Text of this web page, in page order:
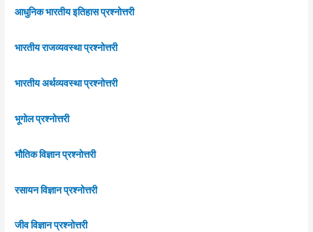
आधुनिक भारतीय इतिहास प्रश्नोत्तरी
भारतीय राजव्यवस्था प्रश्नोत्तरी
भारतीय अर्थव्यवस्था प्रश्नोत्तरी
भूगोल प्रश्नोत्तरी
भौतिक विज्ञान प्रश्नोत्तरी
रसायन विज्ञान प्रश्नोत्तरी
जीव विज्ञान प्रश्नोत्तरी